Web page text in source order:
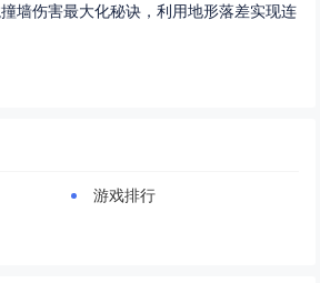
墙伤害最大化秘诀，利用地形落差实现连
游戏排行